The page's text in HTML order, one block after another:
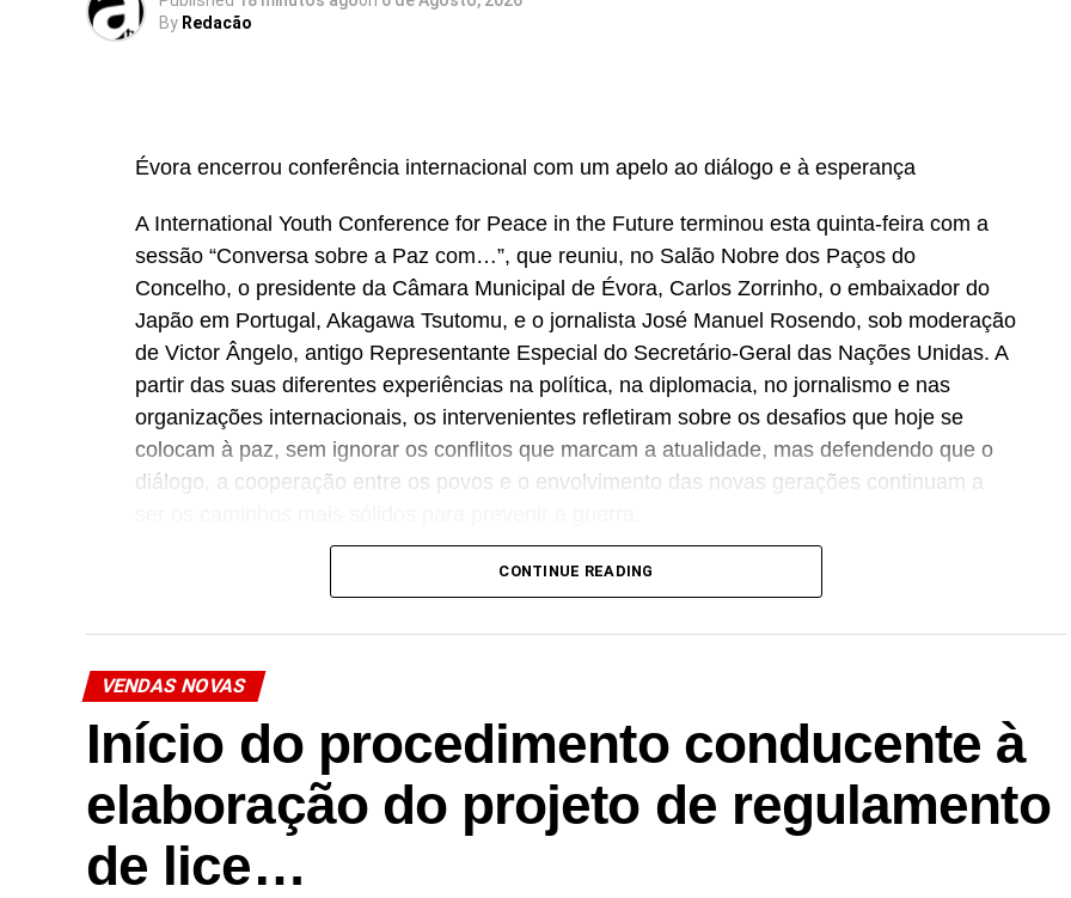
By Redacão
Évora encerrou conferência internacional com um apelo ao diálogo e à esperança
A International Youth Conference for Peace in the Future terminou esta quinta-feira com a
sessão “Conversa sobre a Paz com…”, que reuniu, no Salão Nobre dos Paços do
Concelho, o presidente da Câmara Municipal de Évora, Carlos Zorrinho, o embaixador do
Japão em Portugal, Akagawa Tsutomu, e o jornalista José Manuel Rosendo, sob moderação
de Victor Ângelo, antigo Representante Especial do Secretário-Geral das Nações Unidas. A
partir das suas diferentes experiências na política, na diplomacia, no jornalismo e nas
organizações internacionais, os intervenientes refletiram sobre os desafios que hoje se
colocam à paz, sem ignorar os conflitos que marcam a atualidade, mas defendendo que o
diálogo, a cooperação entre os povos e o envolvimento das novas gerações continuam a
O debate revelou-se particularmente participado, com várias intervenções e perguntas dos
jovens que integraram a conferência, transformando a sessão num verdadeiro espaço de
diálogo e de partilha de ideias. No final, prevaleceu uma mensagem de esperança: apesar
das dificuldades do contexto internacional, os oradores defenderam que a paz continua a
construir-se através da educação, do conhecimento, do respeito pelas diferenças e da
capacidade de cada cidadão contribuir, à sua escala, para um mundo mais justo e mais
solidário. A forte participação da jovem assistência acabou por ser um dos pontos altos da
sessão, enriquecendo o debate e encerrando de forma simbólica uma semana dedicada à
promoção da paz em Évora.
De destacar ainda a presença, no público, entre outras individualidades, do Presidente da
CONTINUE READING
VENDAS NOVAS
Início do procedimento conducente à
elaboração do projeto de regulamento
de lice…